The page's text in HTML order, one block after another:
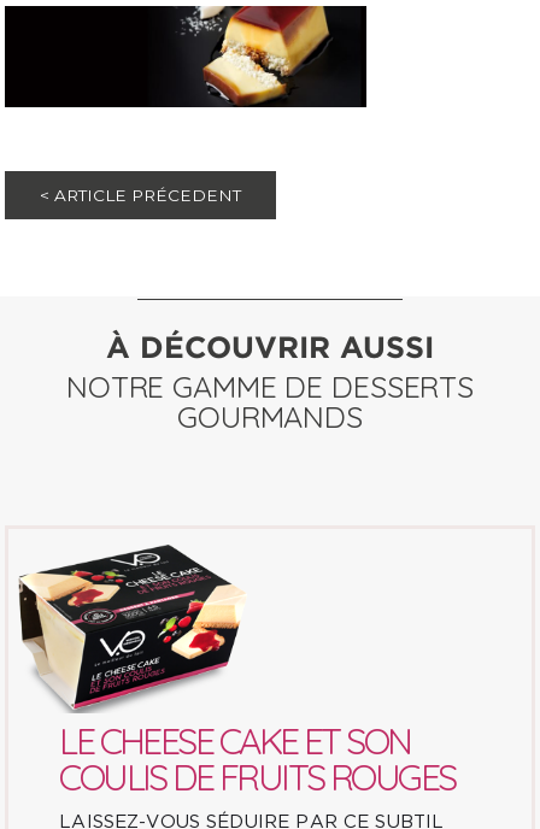
< ARTICLE PRÉCEDENT
À DÉCOUVRIR AUSSI
NOTRE GAMME DE DESSERTS
GOURMANDS
LE CHEESE CAKE ET SON
COULIS DE FRUITS ROUGES
LAISSEZ-VOUS SÉDUIRE PAR CE SUBTIL